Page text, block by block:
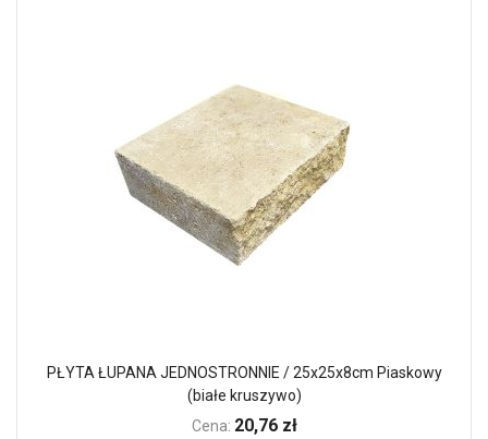
PŁYTA ŁUPANA JEDNOSTRONNIE / 25x25x8cm Piaskowy
(białe kruszywo)
Cena: 20,76 zł